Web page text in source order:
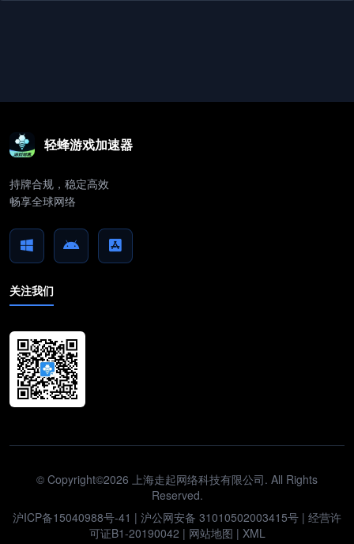
轻蜂游戏加速器
持牌合规，稳定高效
畅享全球网络
关注我们
© Copyright©2026 上海走起网络科技有限公司. All Rights
Reserved.
沪ICP备15040988号-41 | 沪公网安备 31010502003415号 | 经营许
可证B1-20190042 | 网站地图 | XML